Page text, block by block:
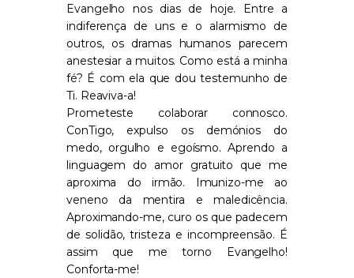
Evangelho nos dias de hoje. Entre a
indiferença de uns e o alarmismo de
outros, os dramas humanos parecem
anestesiar a muitos. Como está a minha
fé? É com ela que dou testemunho de
Ti. Reaviva-a!
Prometeste colaborar connosco.
ConTigo, expulso os demónios do
medo, orgulho e egoísmo. Aprendo a
linguagem do amor gratuito que me
aproxima do irmão. Imunizo-me ao
veneno da mentira e maledicência.
Aproximando-me, curo os que padecem
de solidão, tristeza e incompreensão. É
assim que me torno Evangelho!
Conforta-me!